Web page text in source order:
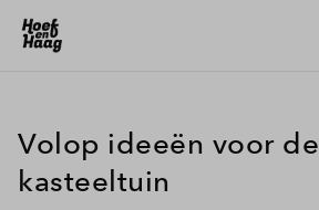
Volop ideeën voor de
kasteeltuin